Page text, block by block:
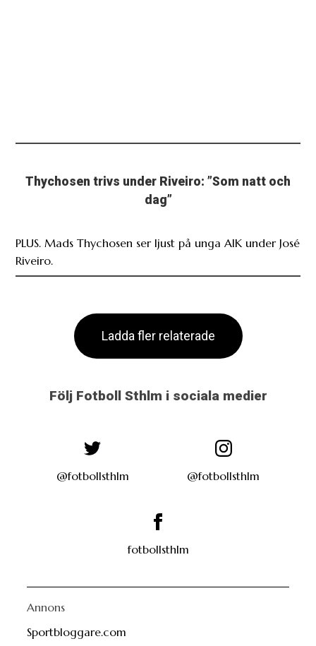
Thychosen trivs under Riveiro: ”Som natt och
dag”
PLUS. Mads Thychosen ser ljust på unga AIK under José
Riveiro.
Ladda fler relaterade
Följ Fotboll Sthlm i sociala medier
@fotbollsthlm @fotbollsthlm
fotbollsthlm
Annons
Sportbloggare.com